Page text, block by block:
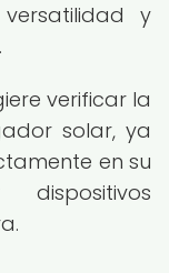
y
verificar la
solar, ya
en su